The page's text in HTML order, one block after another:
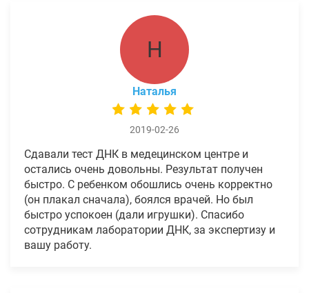
Н
Наталья
2019-02-26
Сдавали тест ДНК в медецинском центре и
остались очень довольны. Результат получен
быстро. С ребенком обошлись очень корректно
(он плакал сначала), боялся врачей. Но был
быстро успокоен (дали игрушки). Спасибо
сотрудникам лаборатории ДНК, за экспертизу и
вашу работу.